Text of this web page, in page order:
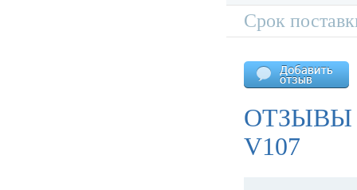
Срок
ОТЗЫВЫ
V107